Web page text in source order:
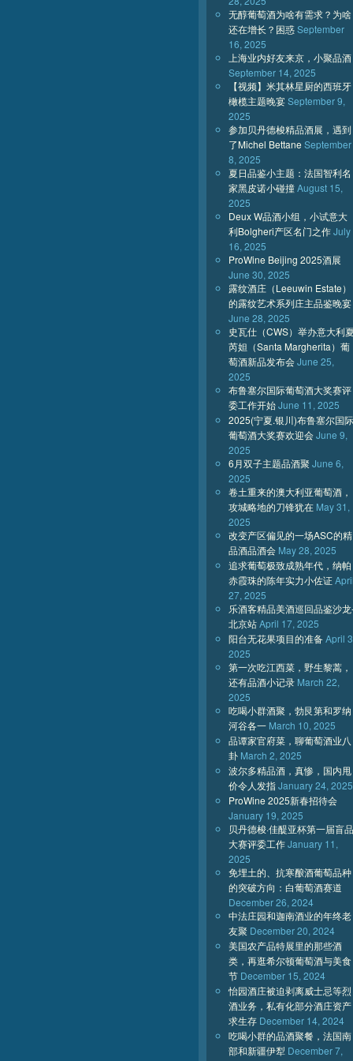
无醇葡萄酒为啥有需求？为啥
还在增长？困惑September
16, 2025
上海业内好友来京，小聚品酒
September 14, 2025
【视频】米其林星厨的西班牙
橄榄主题晚宴September 9,
2025
参加贝丹德梭精品酒展，遇到
了Michel Bettane September
8, 2025
夏日品鉴小主题：法国智利名
家黑皮诺小碰撞August 15,
2025
Deux W品酒小组，小试意大
利Bolgheri产区名门之作July
16, 2025
ProWine Beijing 2025酒展
June 30, 2025
露纹酒庄（Leeuwin Estate）
的露纹艺术系列庄主品鉴晚宴
June 28, 2025
史瓦仕（CWS）举办意大利
芮妲（Santa Margherita）葡
萄酒新品发布会June 25,
2025
布鲁塞尔国际葡萄酒大奖赛评
委工作开始June 11, 2025
2025(宁夏.银川)布鲁塞尔国际
葡萄酒大奖赛欢迎会June 9,
2025
6月双子主题品酒聚 June 6,
2025
卷土重来的澳大利亚葡萄酒，
攻城略地的刀锋犹在 May 31,
2025
改变产区偏见的一场ASC的精
品酒品酒会 May 28, 2025
追求葡萄极致成熟年代，纳帕
赤霞珠的陈年实力小佐证
27, 2025
乐酒客精品美酒巡回品鉴沙
北京站April 17, 2025
阳台无花果项目的准备April
2025
第一次吃江西菜，野生黎蒿，
还有品酒小记录 March 22,
2025
吃喝小群酒聚，勃艮第和罗纳
河谷各一 March 10, 2025
品谭家官府菜，聊葡萄酒业八
卦 March 2, 2025
波尔多精品酒，真惨，国内甩
价令人发指January 24, 2025
ProWine 2025新春招待会
January 19, 2025
贝丹德梭·佳醍亚杯第一届盲品
大赛评委工作January 11,
2025
免埋土的、抗寒酿酒葡萄品种
的突破方向：白葡萄酒赛道
December 26, 2024
中法庄园和迦南酒业的年终老
友聚 December 20, 2024
美国农产品特展里的那些酒
类，再逛希尔顿葡萄酒与美食
节 December 15, 2024
怡园酒庄被迫剥离威士忌等烈
酒业务，私有化部分酒庄资产
求生存 December 14, 2024
吃喝小群的品酒聚餐，法国南
部和新疆伊犁 December 7,